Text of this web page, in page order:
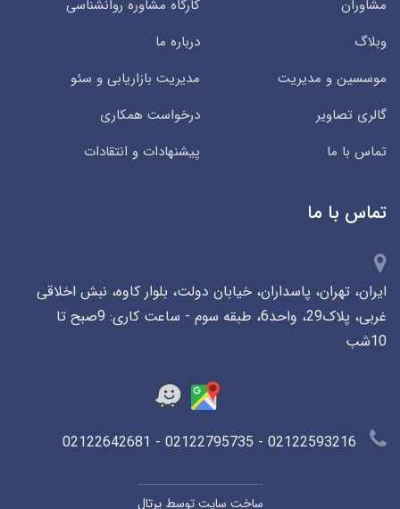
مشاوران
کارگاه مشاوره روانشناسی
وبلاگ
درباره ما
موسسین و مدیریت
مدیریت بازاریابی و سئو
گالری تصاویر
درخواست همکاری
تماس با ما
پیشنهادات و انتقادات
تماس با ما
ایران، تهران، پاسداران، خیابان دولت، بلوار کاوه، نبش اخلاقی
غربی، پلاک29، واحد6، طبقه سوم - ساعت کاری: 9صبح تا
10شب
ساخت سایت توسطپرتال